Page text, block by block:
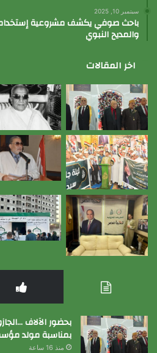
سبتمبر 10, 2025
باحث صوفي يكشف مشروعية إستخدام
والمديح النبوي
اخر المقالات
بحضور الآلاف
بمناسبة مولد
منذ 16 ساعة